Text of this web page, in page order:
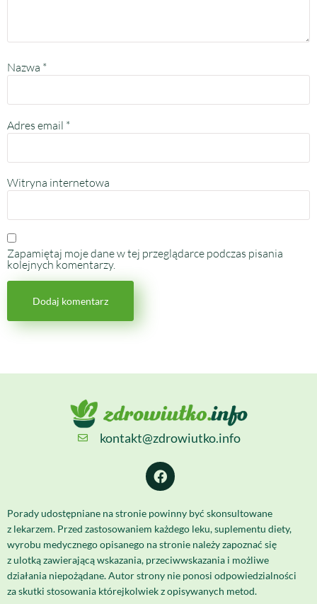
Nazwa *
Adres email *
Witryna internetowa
Zapamiętaj moje dane w tej przeglądarce podczas pisania
kolejnych komentarzy.
kontakt@zdrowiutko.info
Porady udostępniane na stronie powinny być skonsultowane
z lekarzem. Przed zastosowaniem każdego leku, suplementu diety,
wyrobu medycznego opisanego na stronie należy zapoznać się
z ulotką zawierającą wskazania, przeciwwskazania i możliwe
działania niepożądane. Autor strony nie ponosi odpowiedzialności
za skutki stosowania którejkolwiek z opisywanych metod.